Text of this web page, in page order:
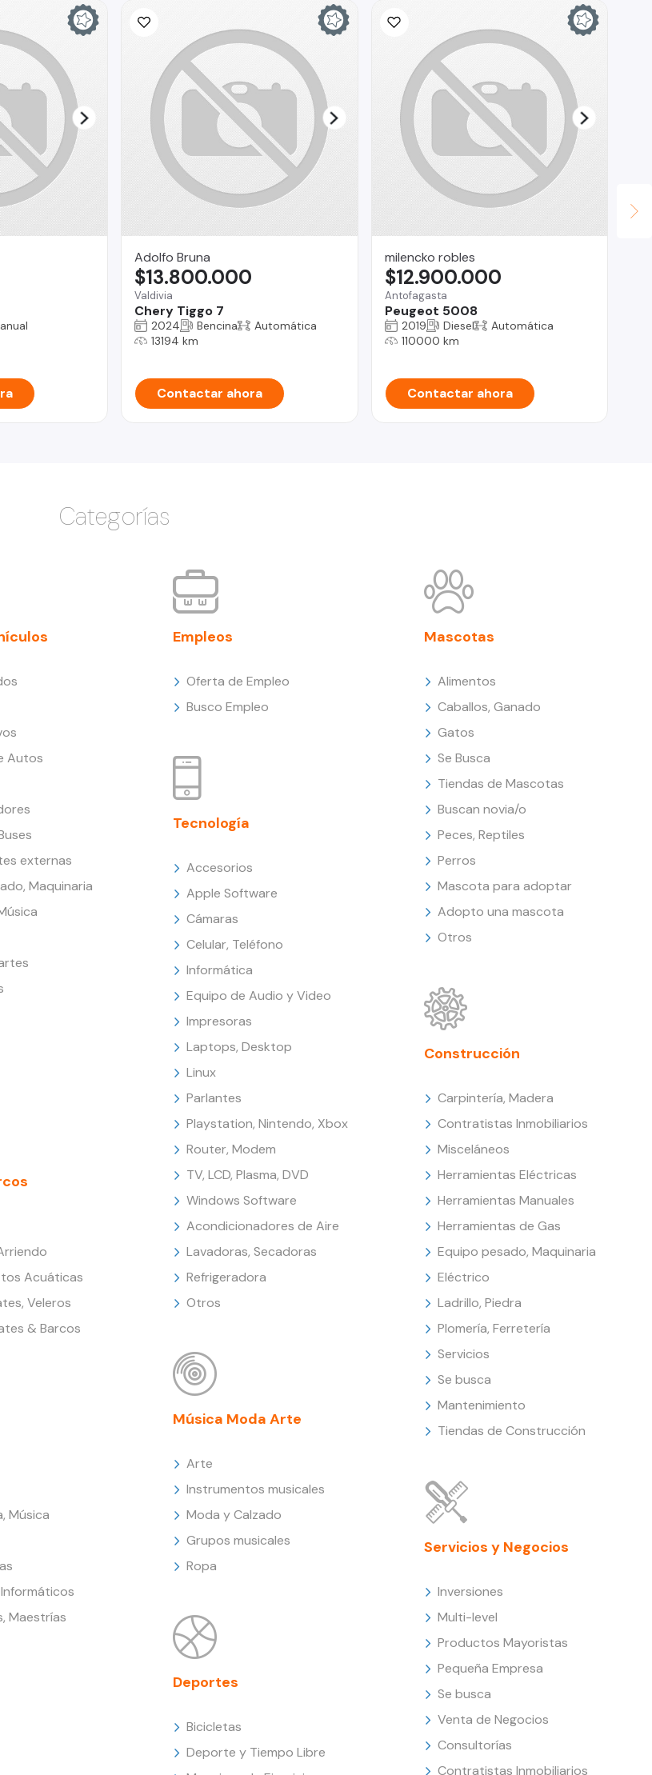
Adolfo Bruna
Valdivia
Chery Tiggo 7
$13.800.000
2024 Bencina
Automática
13194 km
Contactar ahora
milencko robles
Antofagasta
Peugeot 5008
$12.900.000
2019 Diesel
Automática
110000 km
Contactar ahora
Categorías
Autos
externas
Maquinaria
Acuáticas
Veleros
& Barcos
Música
Maestrías
Empleos
Oferta de Empleo
Busco Empleo
Tecnología
Accesorios
Apple Software
Cámaras
Celular, Teléfono
Informática
Equipo de Audio y Video
Impresoras
Laptops, Desktop
Linux
Parlantes
Playstation, Nintendo, Xbox
Router, Modem
TV, LCD, Plasma, DVD
Windows Software
Acondicionadores de Aire
Lavadoras, Secadoras
Refrigeradora
Otros
Música Moda Arte
Arte
Instrumentos musicales
Moda y Calzado
Grupos musicales
Ropa
Deportes
Bicicletas
Deporte y Tiempo Libre
Mascotas
Alimentos
Caballos, Ganado
Gatos
Se Busca
Tiendas de Mascotas
Buscan novia/o
Peces, Reptiles
Perros
Mascota para adoptar
Adopto una mascota
Otros
Construcción
Carpintería, Madera
Contratistas Inmobiliarios
Misceláneos
Herramientas Eléctricas
Herramientas Manuales
Herramientas de Gas
Equipo pesado, Maquinaria
Eléctrico
Ladrillo, Piedra
Plomería, Ferretería
Servicios
Se busca
Mantenimiento
Tiendas de Construcción
Servicios y Negocios
Inversiones
Multi-level
Productos Mayoristas
Pequeña Empresa
Se busca
Venta de Negocios
Consultorías
Contratistas Inmobiliarios